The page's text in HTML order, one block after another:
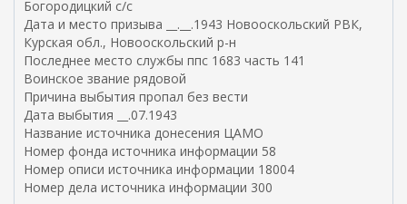
ы
Богородицкий с/с
Дата и место призыва __.__.1943 Новооскольский РВК,
Курская обл., Новооскольский р-н
Последнее место службы ппс 1683 часть 141
Воинское звание рядовой
Причина выбытия пропал без вести
Дата выбытия __.07.1943
Название источника донесения ЦАМО
Номер фонда источника информации 58
Номер описи источника информации 18004
Номер дела источника информации 300